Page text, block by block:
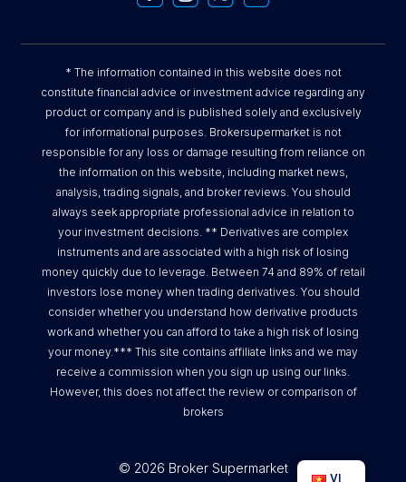
* The information contained in this website does not
constitute financial advice or investment advice regarding any
product or company and is published solely and exclusively
for informational purposes. Brokersupermarket is not
responsible for any loss or damage resulting from reliance on
the information on this website, including market news,
analysis, trading signals, and broker reviews. You should
always seek appropriate professional advice in relation to
your investment decisions. ** Derivatives are complex
instruments and are associated with a high risk of losing
money quickly due to leverage. Between 74 and 89% of retail
investors lose money when trading derivatives. You should
consider whether you understand how derivative products
work and whether you can afford to take a high risk of losing
your money.*** This site contains affiliate links and we may
receive a commission when you sign up using our links.
However, this does not affect the review or comparison of
brokers
© 2026 Broker Supermarket
VI